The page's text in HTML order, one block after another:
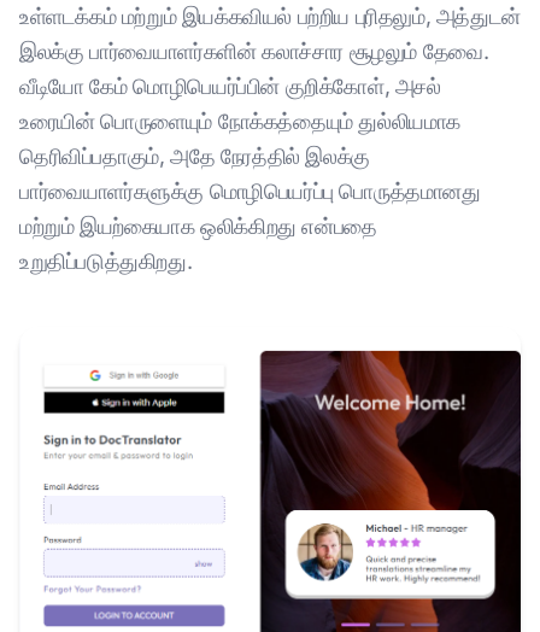
உள்ளடக்கம் மற்றும் இயக்கவியல் பற்றிய புரிதலும், அத்துடன்
இலக்கு பார்வையாளர்களின் கலாச்சார சூழலும் தேவை.
வீடியோ கேம் மொழிபெயர்ப்பின் குறிக்கோள், அசல்
உரையின் பொருளையும் நோக்கத்தையும் துல்லியமாக
தெரிவிப்பதாகும், அதே நேரத்தில் இலக்கு
பார்வையாளர்களுக்கு மொழிபெயர்ப்பு பொருத்தமானது
மற்றும் இயற்கையாக ஒலிக்கிறது என்பதை
உறுதிப்படுத்துகிறது.